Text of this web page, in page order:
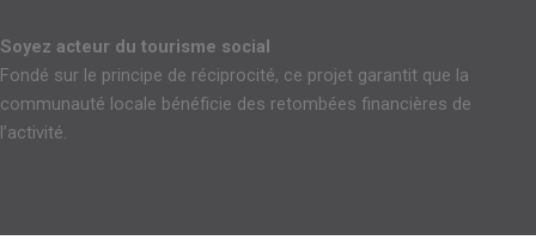
Soyez acteur du tourisme social
Fondé sur le principe de réciprocité, ce projet garantit que la
communauté locale bénéficie des retombées financières de
l’activité.